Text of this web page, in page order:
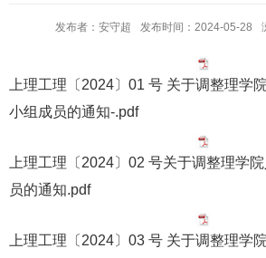
发布者：安守超 发布时间：2024-05-28
上理工理〔2024〕01 号 关于调整理学
小组成员的通知-.pdf
上理工理〔2024〕02 号关于调整理学
员的通知.pdf
上理工理〔2024〕03 号 关于调整理学